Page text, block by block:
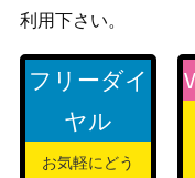
利用下さい。
フリーダイ
ヤル
お気軽にどう